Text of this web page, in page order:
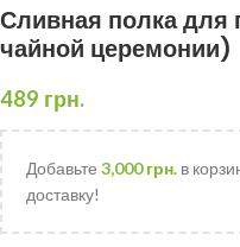
Сливная полка
чайной церемонии)
489 грн.
Добавьте 3,000грн. в
доставку!